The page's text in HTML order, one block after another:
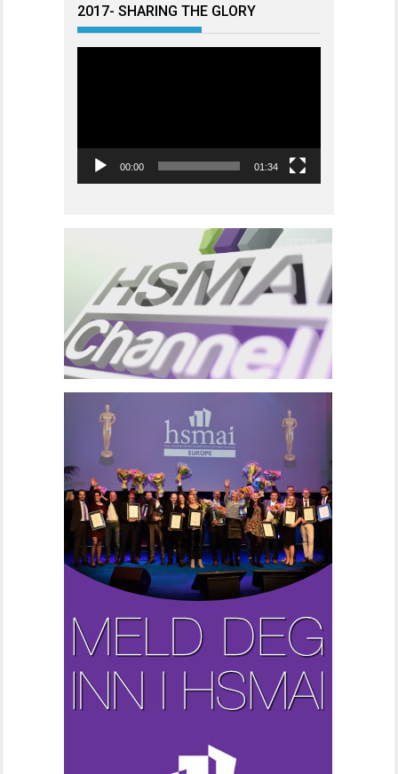
2017- SHARING THE GLORY
00:00 01:34